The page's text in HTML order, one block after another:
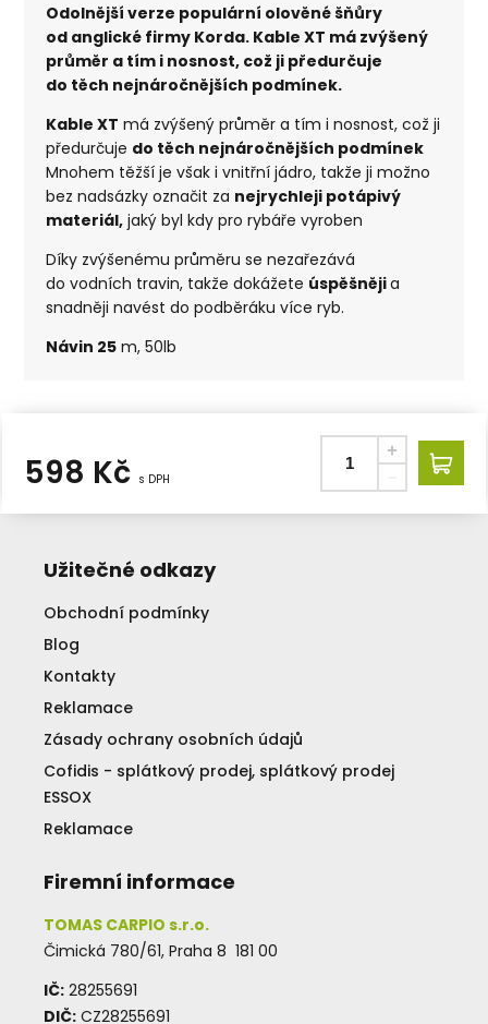
Odolnější verze populární olověné šňůry
od anglické firmy Korda. Kable XT má zvýšený
průměr a tím i nosnost, což ji předurčuje
do těch nejnáročnějších podmínek.
Kable XT má zvýšený průměr a tím i nosnost, což ji
předurčuje do těch nejnáročnějších podmínek
Mnohem těžší je však i vnitřní jádro, takže ji možno
bez nadsázky označit za nejrychleji potápivý
materiál, jaký byl kdy pro rybáře vyroben
Díky zvýšenému průměru se nezařezává
do vodních travin, takže dokážete úspěšnějia
snadněji navést do podběráku více ryb.
Návin 25 m, 50lb
598 Kč s DPH
Užitečné odkazy
Obchodní podmínky
Blog
Kontakty
Reklamace
Zásady ochrany osobních údajů
Cofidis - splátkový prodej, splátkový prodej
ESSOX
Reklamace
Firemní informace
TOMAS CARPIO s.r.o.
Čimická 780/61, Praha 8 181 00
IČ: 28255691
DIČ: CZ28255691